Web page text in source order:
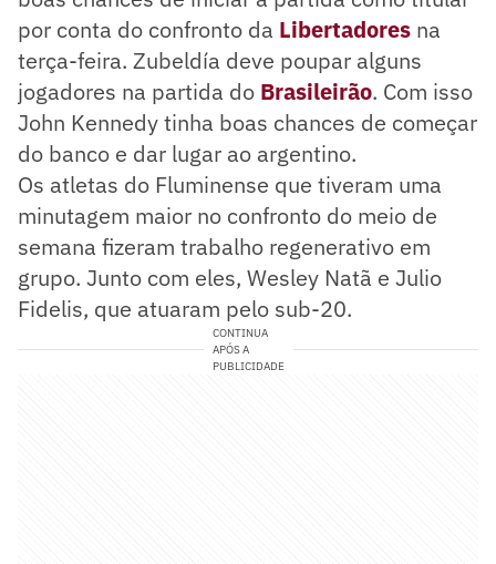
por conta do confronto da Libertadores na
terça-feira. Zubeldía deve poupar alguns
jogadores na partida do Brasileirão. Com isso
John Kennedy tinha boas chances de começar
do banco e dar lugar ao argentino.
Os atletas do Fluminense que tiveram uma
minutagem maior no confronto do meio de
semana fizeram trabalho regenerativo em
grupo. Junto com eles, Wesley Natã e Julio
Fidelis, que atuaram pelo sub-20.
CONTINUA
APÓS A
PUBLICIDADE